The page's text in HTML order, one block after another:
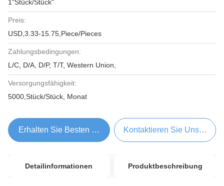
1"Stück/Stück"
Preis:
USD,3.33-15.75,Piece/Pieces
Zahlungsbedingungen:
L/C, D/A, D/P, T/T, Western Union,
Versorgungsfähigkeit:
5000,Stück/Stück, Monat
Erhalten Sie Besten Preis Kontaktieren Sie Uns Jetzt
Detailinformationen Produktbeschreibung